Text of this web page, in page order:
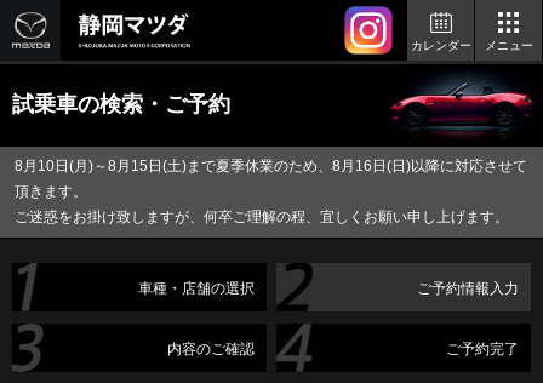
カレンダー メニュー
試乗車の検索・ご予約
8月10日(月)～8月15日(土)まで夏季休業のため、8月16日(日)以降に対応させて
頂きます。
ご迷惑をお掛け致しますが、何卒ご理解の程、宜しくお願い申し上げます。
車種・店舗の選択 ご予約情報入力
内容のご確認 ご予約完了